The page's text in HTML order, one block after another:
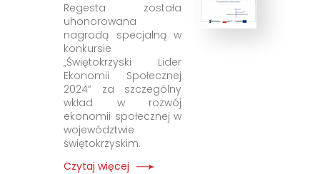
Regesta została
uhonorowana
nagrodą specjalną w
konkursie
„Świętokrzyski Lider
Ekonomii Społecznej
2024” za szczególny
wkład w rozwój
ekonomii społecznej w
województwie
świętokrzyskim.
Czytaj więcej